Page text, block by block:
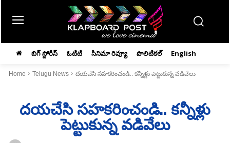
బిగ్ స్టోరీస్ ఓటిటి సినిమా రివ్యూ పొలిటికల్ English
Home Telugu News దయచేసి సహకరించండి.. కన్నీళ్లు పెట్టుకున్న వడివేలు
దయచేసి సహకరించండి.. కన్నీళ్లు
పెట్టుకున్న వడివేలు